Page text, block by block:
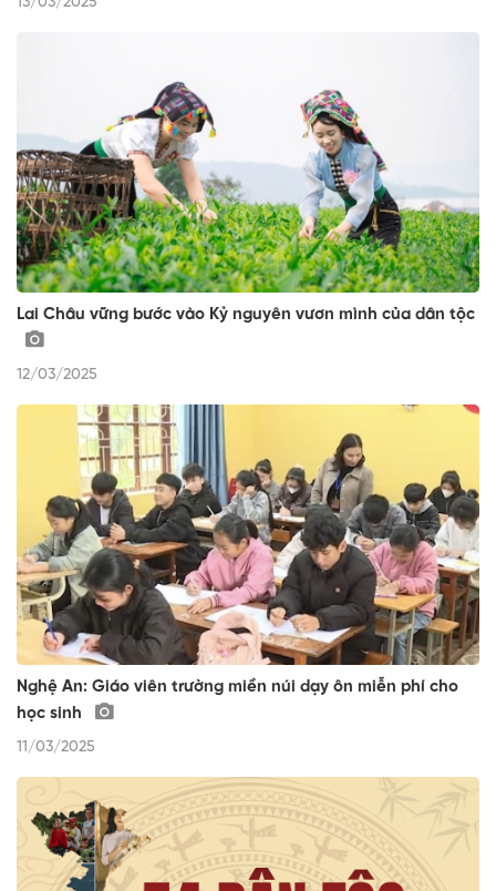
Lai Châu vững bước vào Kỷ nguyên vươn mình của dân tộc
12/03/2025
Nghệ An: Giáo viên trường miền núi dạy ôn miễn phí cho
học sinh
11/03/2025